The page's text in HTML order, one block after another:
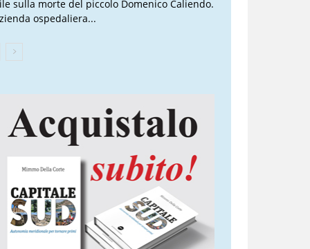
sulla morte del piccolo Domenico Caliendo.
ospedaliera...